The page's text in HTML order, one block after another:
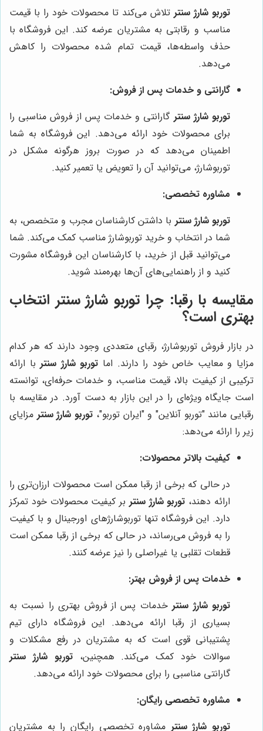
توربو شارژ سنتر تلاش می‌کند تا محصولات خود را با قیمت
مناسب و رقابتی به مشتریان عرضه کند. این فروشگاه با
حذف واسطه‌ها، قیمت تمام شده محصولات را کاهش
می‌دهد.
گارانتی و خدمات پس از فروش:
توربو شارژ سنتر گارانتی و خدمات پس از فروش مناسبی را
برای محصولات خود ارائه می‌دهد. این فروشگاه به شما
اطمینان می‌دهد که در صورت بروز هرگونه مشکل در
توربوشارژ، می‌توانید آن را تعویض یا تعمیر کنید.
مشاوره تخصصی:
توربو شارژ سنتر با داشتن کارشناسان مجرب و متخصص، به
شما در انتخاب و خرید توربوشارژ مناسب کمک می‌کند. شما
می‌توانید قبل از خرید، با کارشناسان این فروشگاه مشورت
کنید و از راهنمایی‌های آن‌ها بهره‌مند شوید.
مقایسه با رقبا: چرا توربو شارژ سنتر انتخاب
بهتری است؟
در بازار فروش توربوشارژ، رقبای متعددی وجود دارند که هر کدام
مزایا و معایب خاص خود را دارند. اما توربو شارژ سنتر با ارائه
ترکیبی از کیفیت بالا، قیمت مناسب، و خدمات حرفه‌ای، توانسته
است جایگاه ویژه‌ای را در این بازار به دست آورد. در مقایسه با
رقبایی مانند "توربو آنلاین" و "ایران توربو"، توربو شارژ سنتر مزایای
زیر را ارائه می‌دهد:
کیفیت بالاتر محصولات:
در حالی که برخی از رقبا ممکن است محصولات ارزان‌تری را
ارائه دهند، توربو شارژ سنتر بر کیفیت محصولات خود تمرکز
دارد. این فروشگاه تنها توربوشارژهای اورجینال و با کیفیت
را به فروش می‌رساند، در حالی که برخی از رقبا ممکن است
قطعات تقلبی یا غیراصلی را نیز عرضه کنند.
خدمات پس از فروش بهتر:
توربو شارژ سنتر خدمات پس از فروش بهتری را نسبت به
بسیاری از رقبا ارائه می‌دهد. این فروشگاه دارای تیم
پشتیبانی قوی است که به مشتریان در رفع مشکلات و
سوالات خود کمک می‌کند. همچنین،توربو شارژ سنتر
گارانتی مناسبی را برای محصولات خود ارائه می‌دهد.
مشاوره تخصصی رایگان:
توربو شارژ سنتر مشاوره تخصصی رایگان را به مشتریان